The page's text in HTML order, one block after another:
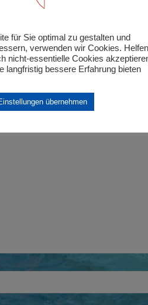
und schwerbehinderte
für Sie optimal zu gestalten und
verwenden wir Cookies.
nicht-essentielle Cookies
langfristig bessere Erfahrung bieten
übernehmen